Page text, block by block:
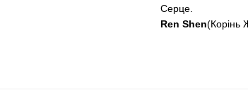
Серце.
Ren Shen(Корінь